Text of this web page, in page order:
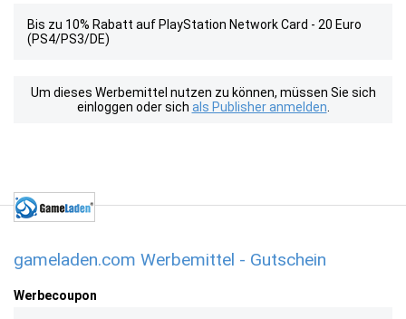
Bis zu 10% Rabatt auf PlayStation Network Card - 20 Euro
(PS4/PS3/DE)
Um dieses Werbemittel nutzen zu können, müssen Sie sich
einloggen oder sich als Publisher anmelden
gameladen.com Werbemittel - Gutschein
Werbecoupon